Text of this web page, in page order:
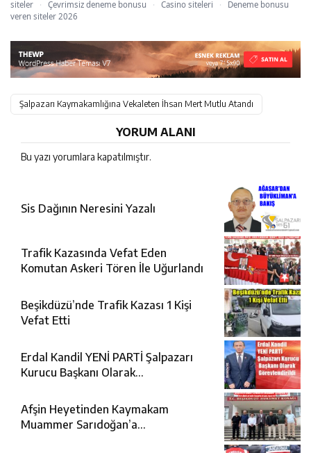
siteler · Çevrimsiz deneme bonusu · Casino siteleri ·
Deneme bonusu
veren siteler 2026
Şalpazarı Kaymakamlığına Vekaleten İhsan Mert Mutlu Atandı
YORUM ALANI
Bu yazı yorumlara kapatılmıştır.
Sis Dağının Neresini Yazalı
Trafik Kazasında Vefat Eden
Komutan Askeri Tören İle Uğurlandı
Beşikdüzü’nde Trafik Kazası 1 Kişi
Vefat Etti
Erdal Kandil YENİ PARTİ Şalpazarı
Kurucu Başkanı Olarak
Afşin Heyetinden Kaymakam
Muammer Sarıdoğan’a